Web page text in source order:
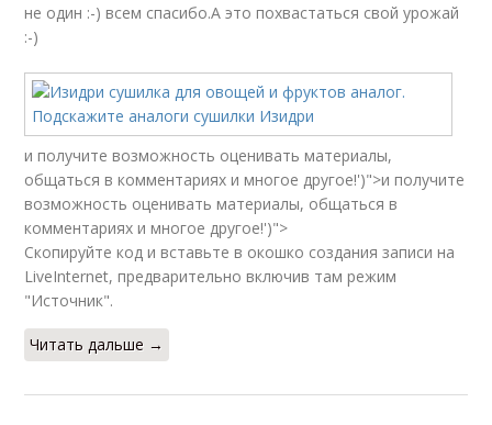
не один :-) всем спасибо.А это похвастаться свой урожай
:-)
и получите возможность оценивать материалы,
общаться в комментариях и многое другое!')">и получите
возможность оценивать материалы, общаться в
комментариях и многое другое!')">
Скопируйте код и вставьте в окошко создания записи на
LiveInternet, предварительно включив там режим
"Источник".
Читать дальше →